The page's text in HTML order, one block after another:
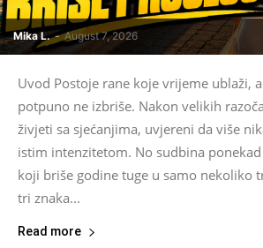
Mika L. - August 7, 2026
Uvod Postoje rane koje vrijeme ublaži,
potpuno ne izbriše. Nakon velikih
živjeti sa sjećanjima, uvjereni da više
istim intenzitetom. No sudbina
koji briše godine tuge u samo nekoliko
tri znaka...
Read more